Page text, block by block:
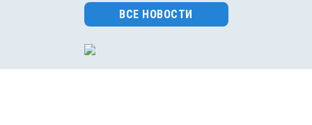
ВСЕ НОВОСТИ